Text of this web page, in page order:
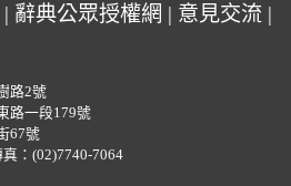
| 辭典公眾授權網 | 意見交流 |
路2號
路一段179號
67號
真：(02)7740-7064